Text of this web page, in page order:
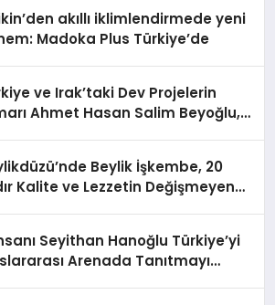
akıllı iklimlendirmede yeni
Madoka Plus Türkiye’de
ve Irak’taki Dev Projelerin
Ahmet Hasan Salim Beyoğlu,
GeçirecekBeylik İşkembe, 20
Kalite ve Lezzetin Değişmeyen
Seyithan Hanoğlu Türkiye’yi
Arenada Tanıtmayı